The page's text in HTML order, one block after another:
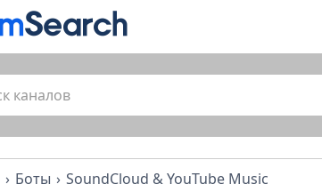
Боты SoundCloud & YouTube Music